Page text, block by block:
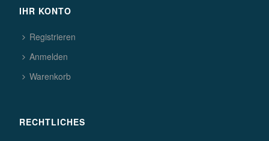
IHR KONTO
Registrieren
Anmelden
Warenkorb
RECHTLICHES